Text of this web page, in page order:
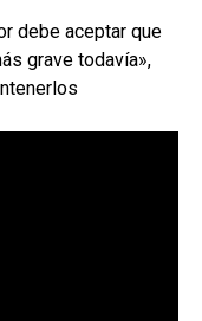
debe aceptar que
grave todavía»,